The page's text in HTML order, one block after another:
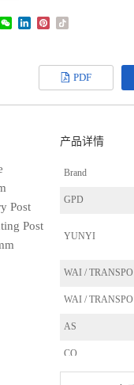
PDF
Post
Post
产品详情
Brand
GPD
YUNYI
WAI / TRANSPO
WAI / TRANSPO
AS
CQ